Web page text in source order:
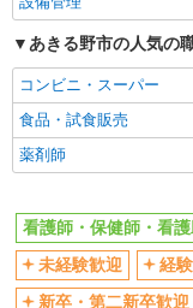
株式会社kotrio /●SW-S-
秋
験
派遣社員
株式会社kotrio /●TC-H-
高収入・高額
昇給あり
フルタイム歓迎
駅直結・駅チカ
バイク通勤OK
社会保険あり
退職金・財形貯蓄制度
あきる野市の人気の
コンビニ・スーパー
食品・試食販売
薬剤師
看護師・保健師・看
未経験歓迎
経
新卒・第二新卒歓迎